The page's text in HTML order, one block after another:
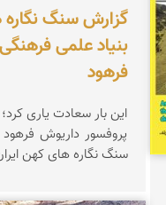
بنیاد علمی
فرهود
این بار سعادت یاری
پروفسور داریوش
سنگ نگاره های کهن